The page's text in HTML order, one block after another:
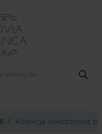
Kolekcja wieczorowa